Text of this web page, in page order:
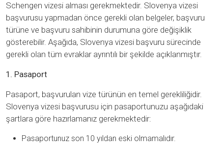
Schengen vizesi alması gerekmektedir. Slovenya vizesi
başvurusu yapmadan önce gerekli olan belgeler, başvuru
türüne ve başvuru sahibinin durumuna göre değişiklik
gösterebilir. Aşağıda, Slovenya vizesi başvuru sürecinde
gerekli olan tüm evraklar ayrıntılı bir şekilde açıklanmıştır.
1. Pasaport
Pasaport, başvurulan vize türünün en temel gerekliliğidir.
Slovenya vizesi başvurusu için pasaportunuzu aşağıdaki
şartlara göre hazırlamanız gerekmektedir:
Pasaportunuz son 10 yıldan eski olmamalıdır.